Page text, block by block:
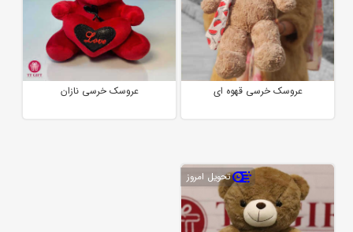
عروسک خرسی قهوه ای عروسک خرسی نازان
تحویل امروز